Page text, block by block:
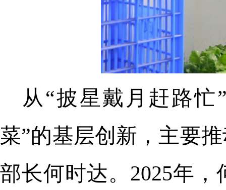
从“披星戴月赶路
菜”的基层创新，主要
部长何时达。2025年